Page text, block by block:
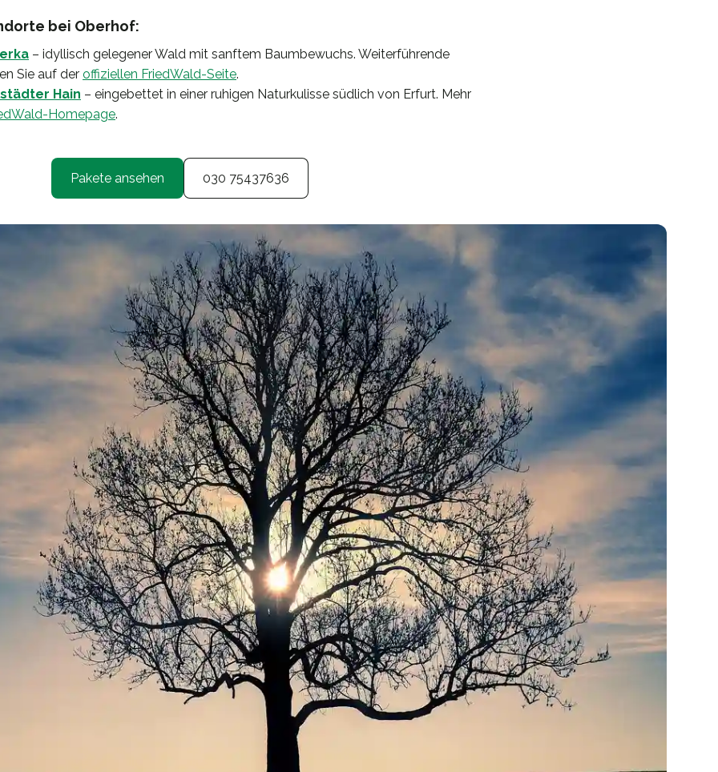
bei Oberhof:
– idyllisch gelegener Wald mit sanftem Baumbewuchs. Weiterführende
Sie auf der offiziellen FriedWald-Seite.
Hain – eingebettet in einer ruhigen Naturkulisse südlich von Erfurt. Mehr
Homepage.
Pakete ansehen 030 75437636